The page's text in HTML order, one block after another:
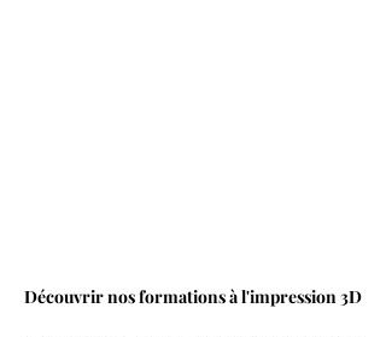
Découvrir nos formations à l'impression 3D